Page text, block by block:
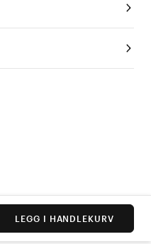
LEGG I HANDLEKURV